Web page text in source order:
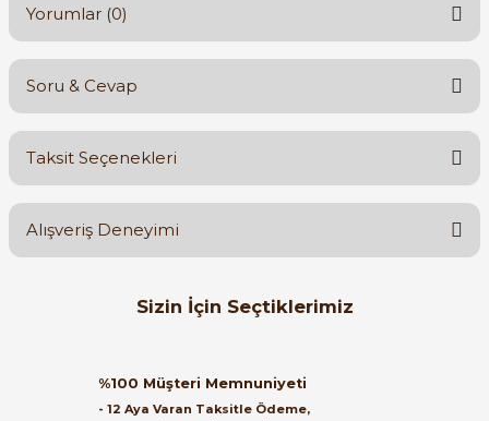
Yorumlar (0)
Bu ürüne ilk yorumu siz yapın!
Soru & Cevap
Ürün hakkında henüz soru sorulmamış.
Taksit Seçenekleri
Alışveriş Deneyimi
Orijinal kutusuyla ertesi gün
ulaştı elimize. Teşekkürler.
Satıcı ilgili ve çok yardım severdi
Sizin İçin Seçtiklerimiz
6AV2123-2GB03-0AX0 HMI KTP700 Basic Panel PN 7'' Profinet
%100 Müşteri Memnuniyeti
- 12 Aya Varan Taksitle Ödeme,